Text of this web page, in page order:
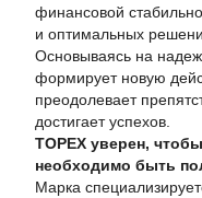
финансовой
и оптимальных
Основываясь на
формирует новую
преодолевает
достигает успехов.
TOPEX уверен,
необходимо быть
Марка